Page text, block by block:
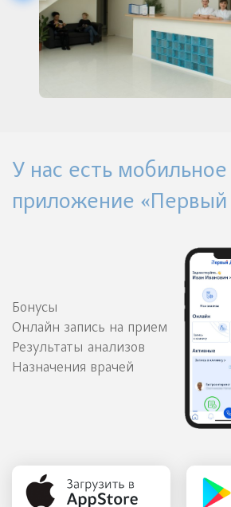
У нас есть мобильное
приложение «Первый
Бонусы
Онлайн запись на прием
Результаты анализов
Назначения врачей